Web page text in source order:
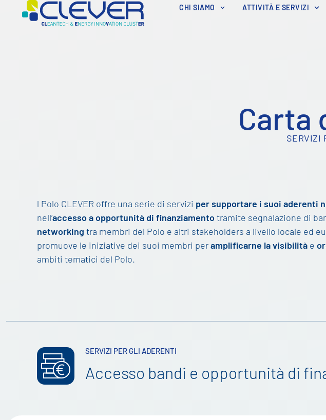
CHI SIAMO ATTIVITÀ E SERVIZI
Carta
SERVIZI
l Polo CLEVER offre una serie di servizi per supportare i suoi aderenti
nell’accesso a opportunità di finanziamentotramite segnalazione di
networking tra membri del Polo e altri stakeholders a livello locale ed
promuove le iniziative dei suoi membri peramplificarne la visibilità e
ambiti tematici del Polo.
SERVIZI PER GLI ADERENTI
Accesso bandi e opportunità di